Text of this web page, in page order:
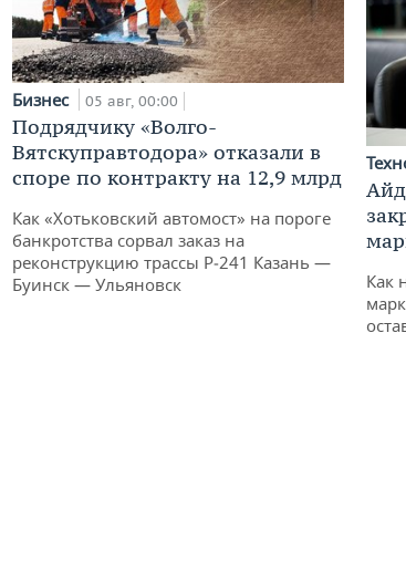
Бизнес 05 авг, 00:00
Подрядчику «Волго-
Вятскуправтодора» отказали в
споре по контракту на 12,9 млрд
Как «Хотьковский автомост» на пороге
банкротства сорвал заказ на
реконструкцию трассы Р‑241 Казань —
Буинск — Ульяновск
Как